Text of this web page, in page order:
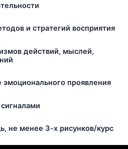
и стратегий восприятия
действий, мыслей,
проявления
не менее 3-х рисунков/курс